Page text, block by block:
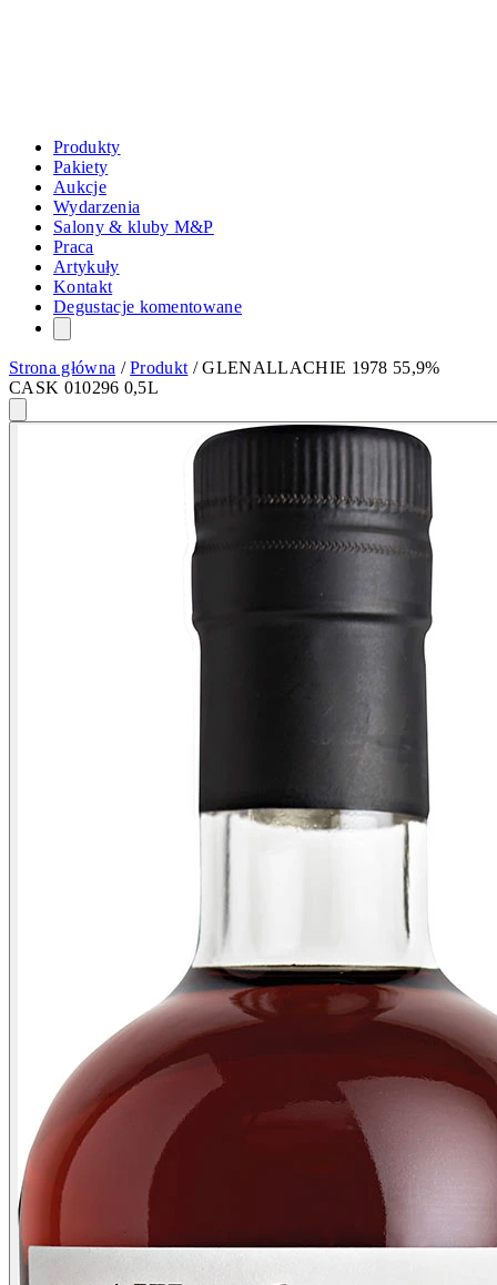
Produkty
Pakiety
Aukcje
Wydarzenia
Salony & kluby M&P
Praca
Artykuły
Kontakt
Degustacje komentowane
Strona główna /Produkt /GLENALLACHIE 1978 55,9%
CASK 010296 0,5L